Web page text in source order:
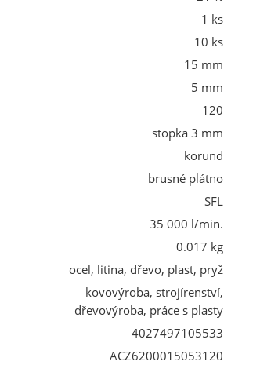
1 ks
10 ks
15 mm
5 mm
120
stopka 3 mm
korund
brusné plátno
SFL
35 000 l/min.
0.017 kg
ocel, litina, dřevo, plast, pryž
kovovýroba, strojírenství,
dřevovýroba, práce s plasty
4027497105533
ACZ6200015053120